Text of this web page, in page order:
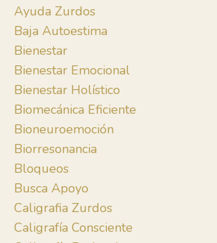
Ayuda Zurdos
Baja Autoestima
Bienestar
Bienestar Emocional
Bienestar Holístico
Biomecánica Eficiente
Bioneuroemoción
Biorresonancia
Bloqueos
Busca Apoyo
Caligrafia Zurdos
Caligrafía Consciente